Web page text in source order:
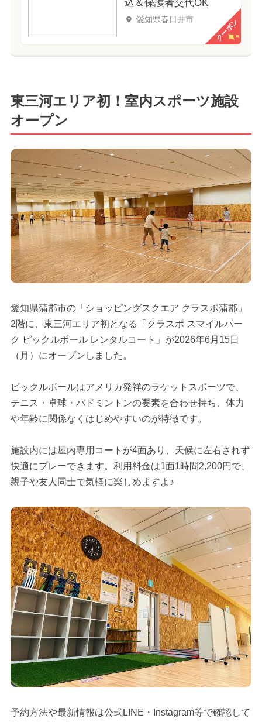
込＆保護者交代OK
愛知県春日井市 クーポン
東三河エリア初！室内スポーツ施設
オープン
愛知県蒲郡市の「ショッピングスクエア クラスポ蒲郡」
2階に、東三河エリア初となる「クラスポ スマイルパー
ク ピックルボール レンタルコート」が2026年6月15日
（月）にオープンしました。
ピックルボールはアメリカ発祥のラケットスポーツで、
テニス・卓球・バドミントンの要素を合わせ持ち、体力
や年齢に関係なくはじめやすいのが特徴です。
施設内には屋内専用コートが4面あり、天候に左右されず
快適にプレーできます。利用料金は1面1時間2,200円で、
親子や友人同士で気軽に楽しめますよ♪
予約方法や最新情報は公式LINE・Instagram等で確認して